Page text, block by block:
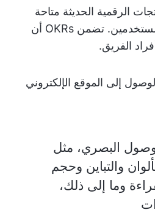
الرقمية الحديثة متاحة
لمجموعة متنوعة من المستخدمين. تضمن OKRs أن
الفريق.
إلى الموقع الإلكتروني
البصري، مثل
والتباين وحجم
وما إلى ذلك،